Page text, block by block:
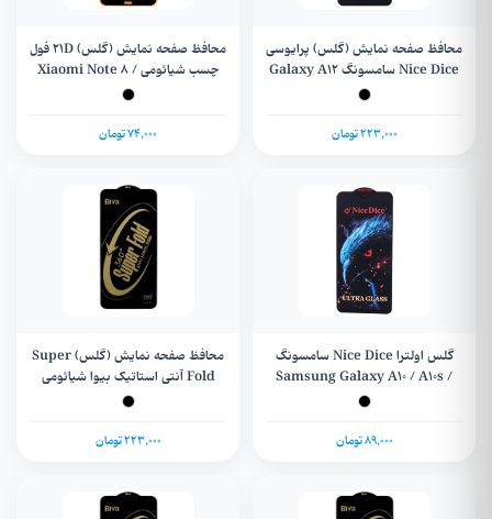
محافظ صفحه نمایش (گلس) پرایوسی
Nice Dice سامسونگ Galaxy A12
/ A13 / A23 / A32 / A02 / A03 /
Redmi9 / 9a / 9c / Poco M2
223,000 تومان
محافظ صفحه نمایش (گلس) 21D فول
چسب شیائومی Xiaomi Note 8 /
Note 8T
74,000 تومان
گلس اولترا Nice Dice سامسونگ
Samsung Galaxy A10 / A10s /
M10 / M20 / M01s
89,000 تومان
محافظ صفحه نمایش (گلس) Super
Fold آنتی استاتیک بیوا شیائومی
Redmi Note 14
223,000 تومان